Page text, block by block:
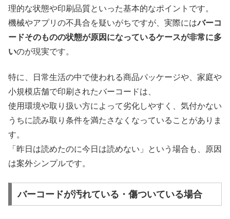
理的な状態や印刷品質といった基本的なポイントです。
機械やアプリの不具合を疑いがちですが、実際にはバーコ
ードそのものの状態が原因になっているケースが非常に多
いのが現実です。
特に、日常生活の中で使われる商品パッケージや、家庭や
小規模店舗で印刷されたバーコードは、
使用環境や取り扱い方によって劣化しやすく、気付かない
うちに読み取り条件を満たさなくなっていることがありま
す。
「昨日は読めたのに今日は読めない」という場合も、原因
は案外シンプルです。
バーコードが汚れている・傷ついている場合